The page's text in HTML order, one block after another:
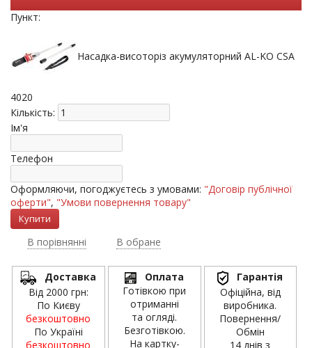
Пункт:
Насадка-висоторіз акумуляторний AL-KO CSA
4020
Кількість:
Ім'я
Телефон
Оформляючи, погоджуєтесь з умовами: "Договір публічної
оферти", "Умови повернення товару"
В порівнянні В обране
Доставка
Від 2000 грн:
По Києву
безкоштовно
По Україні
безкоштовно
Оплата
Готівкою при
отриманні
та огляді.
Безготівкою.
На картку-
Гарантія
Офіційна, від
виробника.
Повернення/
Обмін
14 днів з